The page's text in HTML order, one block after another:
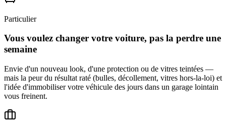
Particulier
Vous voulez changer votre voiture, pas la perdre une
semaine
Envie d'un nouveau look, d'une protection ou de vitres teintées —
mais la peur du résultat raté (bulles, décollement, vitres hors-la-loi) et
l'idée d'immobiliser votre véhicule des jours dans un garage lointain
vous freinent.